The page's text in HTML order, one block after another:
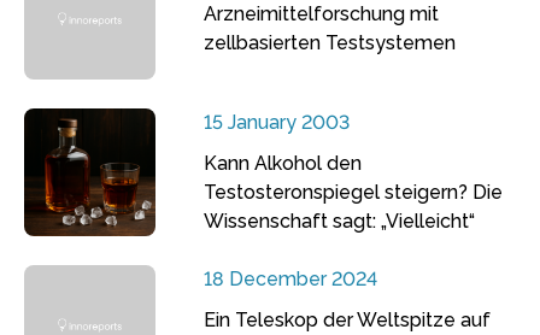
Arzneimittelforschung mit
zellbasierten Testsystemen
15 January 2003
Kann Alkohol den
Testosteronspiegel steigern? Die
Wissenschaft sagt: „Vielleicht“
18 December 2024
Ein Teleskop der Weltspitze auf